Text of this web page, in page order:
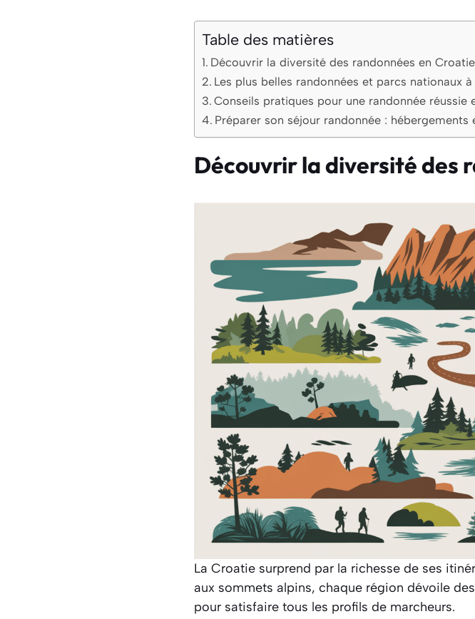
Table des matières
Découvrir la diversité des randonnées en Croatie
Les plus belles randonnées et parcs nationaux
Conseils pratiques pour une randonnée réussie
Préparer son séjour randonnée :
Découvrir la diversité des
La Croatie surprend par la richesse de ses
aux sommets alpins, chaque région dévoile
pour satisfaire tous les profils de marcheurs.